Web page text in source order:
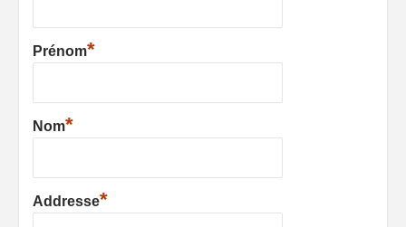
Prénom*
Nom*
Addresse*